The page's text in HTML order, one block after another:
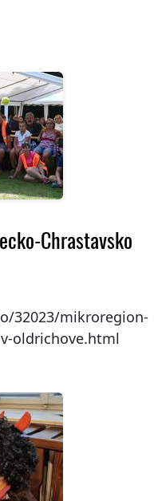
Chrastavsko
32023/mikroregion-
oldrichove.html